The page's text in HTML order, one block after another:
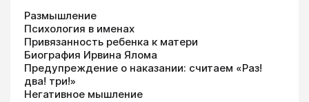
Размышление
Психология в именах
Привязанность ребенка к матери
Биография Ирвина Ялома
Предупреждение о наказании: считаем «Раз!
два! три!»
Негативное мышление